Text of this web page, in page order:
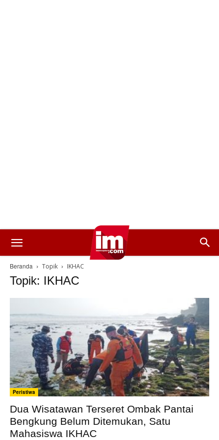
Beranda Topik IKHAC
Topik: IKHAC
Peristiwa
Dua Wisatawan Terseret Ombak Pantai
Bengkung Belum Ditemukan, Satu
Mahasiswa IKHAC